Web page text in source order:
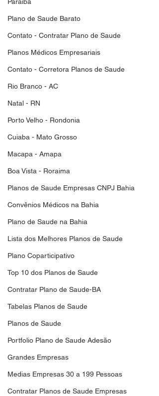
Plano de Saude Barato
Contato - Contratar Plano de Saude
Planos Médicos Empresariais
Contato - Corretora Planos de Saude
Rio Branco - AC
Natal - RN
Porto Velho - Rondonia
Cuiaba - Mato Grosso
Macapa - Amapa
Boa Vista - Roraima
Planos de Saude Empresas CNPJ Bahia
Convênios Médicos na Bahia
Plano de Saude na Bahia
Lista dos Melhores Planos de Saude
Plano Coparticipativo
Top 10 dos Planos de Saude
Contratar Plano de Saude-BA
Tabelas Planos de Saude
Planos de Saude
Portfolio Plano de Saude Adesão
Grandes Empresas
Medias Empresas 30 a 199 Pessoas
Contratar Planos de Saude Empresas